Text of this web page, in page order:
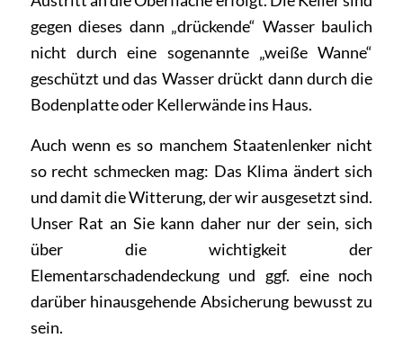
gegen dieses dann „drückende“ Wasser baulich
nicht durch eine sogenannte „weiße Wanne“
geschützt und das Wasser drückt dann durch die
Bodenplatte oder Kellerwände ins Haus.
Auch wenn es so manchem Staatenlenker nicht
so recht schmecken mag: Das Klima ändert sich
und damit die Witterung, der wir ausgesetzt sind.
Unser Rat an Sie kann daher nur der sein, sich
über die wichtigkeit der
Elementarschadendeckung und ggf. eine noch
darüber hinausgehende Absicherung bewusst zu
sein.